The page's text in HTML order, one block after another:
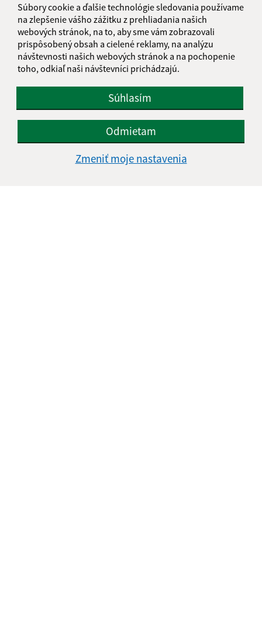
Súbory cookie a ďalšie technológie sledovania používame
na zlepšenie vášho zážitku z prehliadania našich
webových stránok, na to, aby sme vám zobrazovali
prispôsobený obsah a cielené reklamy, na analýzu
návštevnosti našich webových stránok a na pochopenie
toho, odkiaľ naši návštevníci prichádzajú.
Súhlasím
Odmietam
Zmeniť moje nastavenia
Tušice 130
072 02 Tušická Nová Ves
info@obectusice.sk
+421 56 649 57 14